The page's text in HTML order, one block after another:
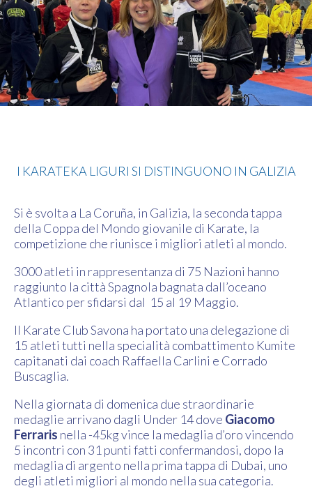
I KARATEKA LIGURI SI DISTINGUONO IN GALIZIA
Si è svolta a La Coruña, in Galizia, la seconda tappa
della Coppa del Mondo giovanile di Karate, la
competizione che riunisce i migliori atleti al mondo.
3000 atleti in rappresentanza di 75 Nazioni hanno
raggiunto la città Spagnola bagnata dall’oceano
Atlantico per sfidarsi dal 15 al 19 Maggio.
Il Karate Club Savona ha portato una delegazione di
15 atleti tutti nella specialità combattimento Kumite
capitanati dai coach Raffaella Carlini e Corrado
Buscaglia.
Nella giornata di domenica due straordinarie
medaglie arrivano dagli Under 14 dove Giacomo
Ferraris nella -45kg vince la medaglia d’oro vincendo
5 incontri con 31 punti fatti confermandosi, dopo la
medaglia di argento nella prima tappa di Dubai, uno
degli atleti migliori al mondo nella sua categoria.